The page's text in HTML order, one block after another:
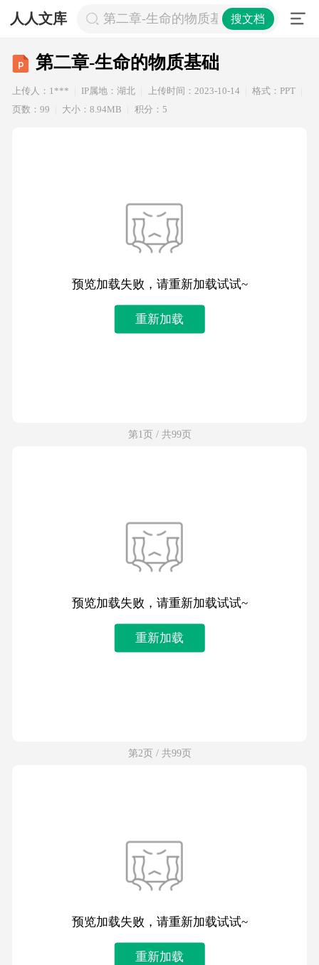
人人文库 第二章-生命的物质基础搜文档
第二章-生命的物质基础
上传人：1*** IP属地：湖北 上传时间：2023-10-14
格式：PPT
页数：99
大小：8.94MB 积分：5
预览加载失败，请重新加载试试~
重新加载
第1页 / 共99页
预览加载失败，请重新加载试试~
重新加载
第2页 / 共99页
预览加载失败，请重新加载试试~
重新加载